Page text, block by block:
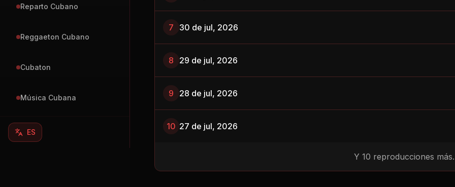
Reparto Cubano
Reggaeton Cubano
Cubaton
Música Cubana
ES
7 30 de jul, 2026
8 29 de jul, 2026
9 28 de jul, 2026
10 27 de jul, 2026
Y 10 reproducciones